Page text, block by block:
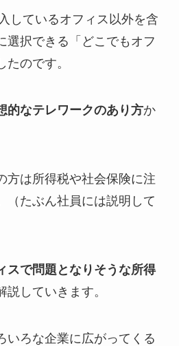
しているオフィス以外を含
選択できる「どこでもオフ
たのです。
的なテレワークのあり方か
方は所得税や社会保険に注
（たぶん社員には説明して
スで問題となりそうな所得
説していきます。
いろな企業に広がってくる